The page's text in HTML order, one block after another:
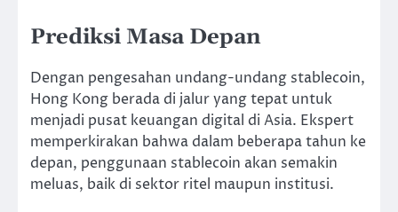
Prediksi Masa Depan
Dengan pengesahan undang-undang stablecoin,
Hong Kong berada di jalur yang tepat untuk
menjadi pusat keuangan digital di Asia. Ekspert
memperkirakan bahwa dalam beberapa tahun ke
depan, penggunaan stablecoin akan semakin
meluas, baik di sektor ritel maupun institusi.